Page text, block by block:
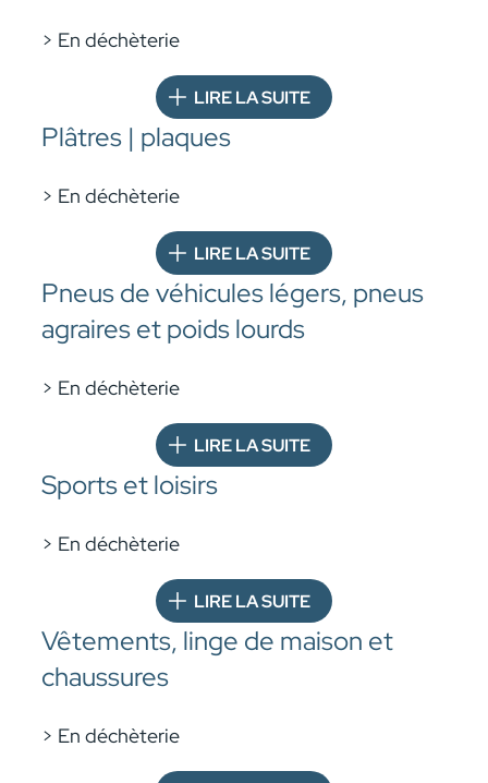
> En déchèterie
LIRE LA SUITE
Plâtres | plaques
> En déchèterie
LIRE LA SUITE
Pneus de véhicules légers, pneus
agraires et poids lourds
> En déchèterie
LIRE LA SUITE
Sports et loisirs
> En déchèterie
LIRE LA SUITE
Vêtements, linge de maison et
chaussures
> En déchèterie